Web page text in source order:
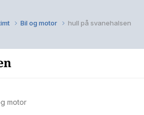
Bil og motor hull på svanehalsen
motor